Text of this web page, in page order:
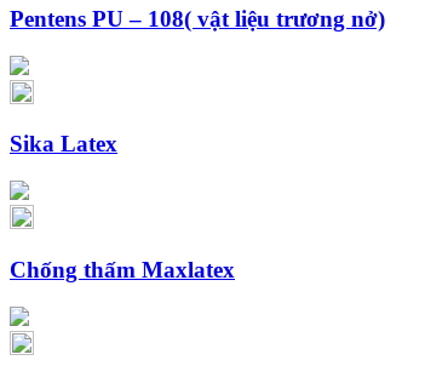
Pentens PU – 108( vật liệu trương nở)
Sika Latex
Chống thấm Maxlatex